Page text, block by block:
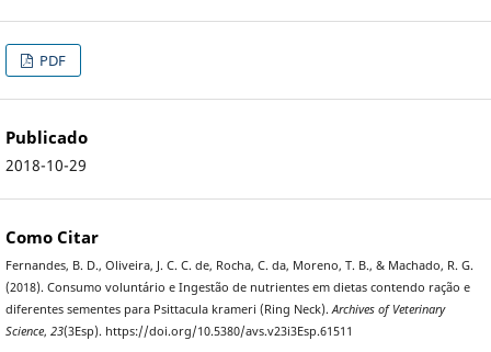
PDF
Publicado
2018-10-29
Como Citar
Fernandes, B. D., Oliveira, J. C. C. de, Rocha, C. da, Moreno, T. B., & Machado, R. G.
(2018). Consumo voluntário e Ingestão de nutrientes em dietas contendo ração e
diferentes sementes para Psittacula krameri (Ring Neck).Archives of Veterinary
Science, 23(3Esp). https://doi.org/10.5380/avs.v23i3Esp.61511